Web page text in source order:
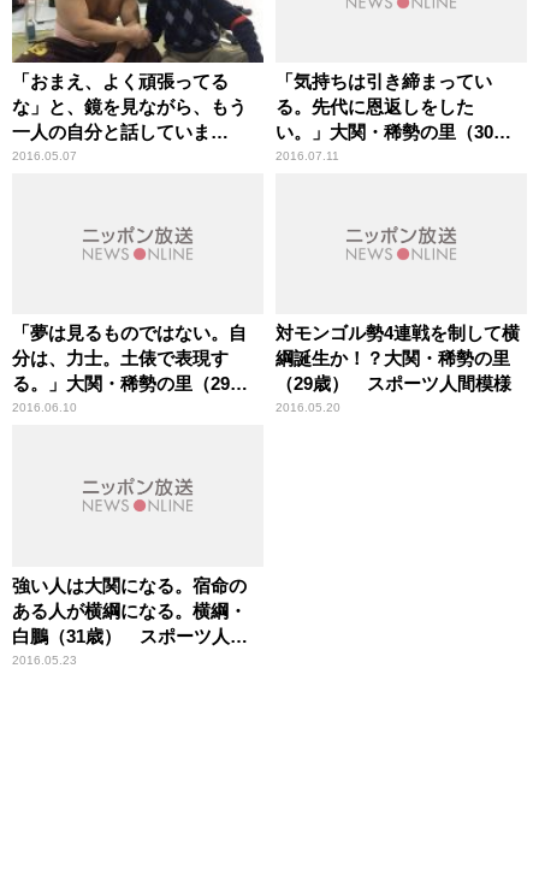
「おまえ、よく頑張ってる
な」と、鏡を見ながら、もう
一人の自分と話していま
す。“横綱日馬富士” 【ひで
2016.05.07
「気持ちは引き締まってい
る。先代に恩返しをした
い。」大関・稀勢の里（30
歳） スポーツ人間模様
2016.07.11
「夢は見るものではない。自
分は、力士。土俵で表現す
る。」大関・稀勢の里（29
歳） スポーツ人間模様
2016.06.10
対モンゴル勢4連戦を制して横
綱誕生か！？大関・稀勢の里
（29歳） スポーツ人間模様
2016.05.20
強い人は大関になる。宿命の
ある人が横綱になる。横綱・
白鵬（31歳） スポーツ人間
模様
2016.05.23